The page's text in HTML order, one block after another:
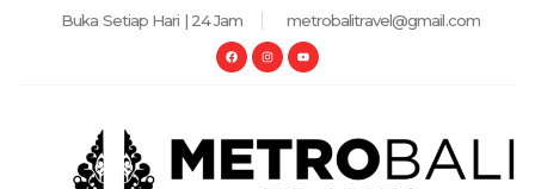
Buka Setiap Hari | 24 Jam metrobalitravel@gmail.com